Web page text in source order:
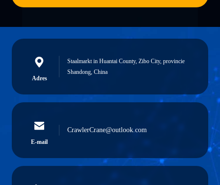
Adres
Staalmarkt in Huantai County, Zibo City, provincie
Shandong, China
E-mail
CrawlerCrane@outlook.com